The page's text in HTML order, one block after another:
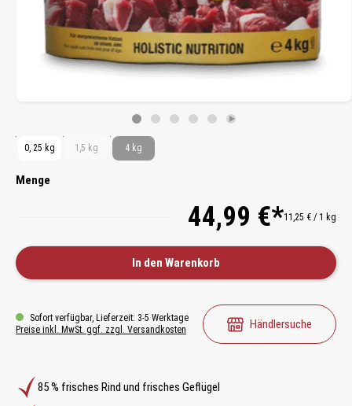
85 % frisches Rind und frisches Geflügel
0, 25 kg 1,5 kg 4 kg
Menge
44,99 €*11,25 € / 1 kg
In den Warenkorb
Sofort verfügbar, Lieferzeit: 3-5 Werktage
Preise inkl. MwSt. ggf. zzgl. Versandkosten
Händlersuche